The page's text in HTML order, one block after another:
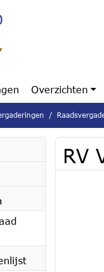
Overzichten
RV